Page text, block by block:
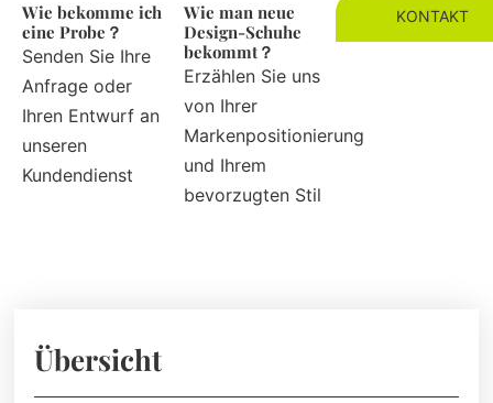
Wie bekomme ich
eine Probe？
Senden Sie Ihre
Anfrage oder
Ihren Entwurf an
unseren
Kundendienst
Wie man neue
Design-Schuhe
bekommt？
Erzählen Sie uns
von Ihrer
Markenpositionierung
und Ihrem
bevorzugten Stil
KONTAKT
Übersicht